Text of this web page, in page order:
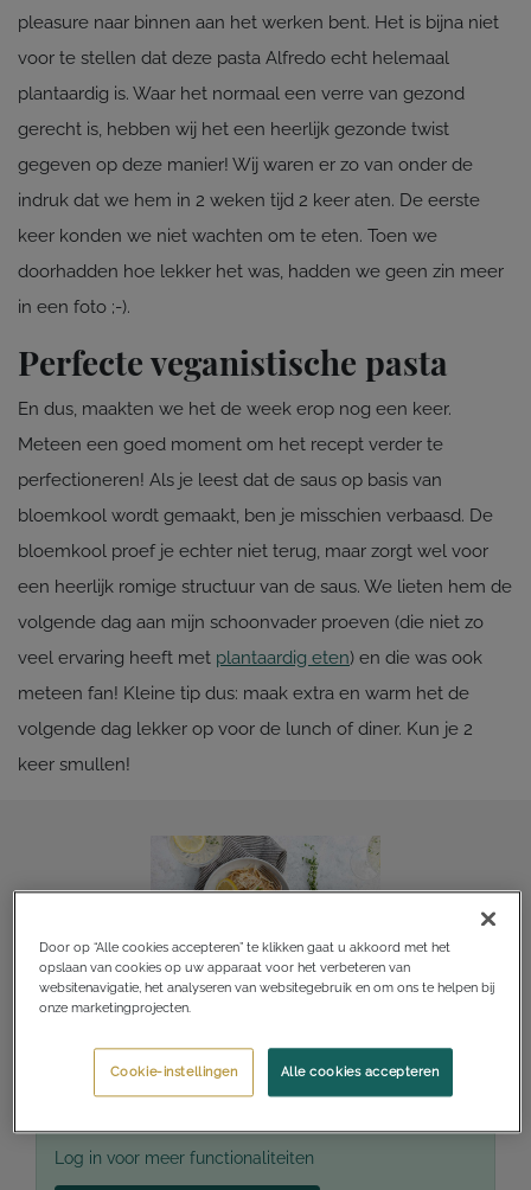
pleasure naar binnen aan het werken bent. Het is bijna niet
voor te stellen dat deze pasta Alfredo echt helemaal
plantaardig is. Waar het normaal een verre van gezond
gerecht is, hebben wij het een heerlijk gezonde twist
gegeven op deze manier! Wij waren er zo van onder de
indruk dat we hem in 2 weken tijd 2 keer aten. De eerste
keer konden we niet wachten om te eten. Toen we
doorhadden hoe lekker het was, hadden we geen zin meer
in een foto ;-).
Perfecte veganistische pasta
En dus, maakten we het de week erop nog een keer.
Meteen een goed moment om het recept verder te
perfectioneren! Als je leest dat de saus op basis van
bloemkool wordt gemaakt, ben je misschien verbaasd. De
bloemkool proef je echter niet terug, maar zorgt wel voor
een heerlijk romige structuur van de saus. We lieten hem de
volgende dag aan mijn schoonvader proeven (die niet zo
veel ervaring heeft met plantaardig eten) en die was ook
meteen fan! Kleine tip dus: maak extra en warm het de
volgende dag lekker op voor de lunch of diner. Kun je 2
keer smullen!
Veganistische pasta Alfredo
Log in voor meer functionaliteiten
Door op “Alle cookies accepteren” te klikken gaat u akkoord met het
opslaan van cookies op uw apparaat voor het verbeteren van
websitenavigatie, het analyseren van websitegebruik en om ons te helpen bij
onze marketingprojecten.
Alle cookies accepteren
Cookie-instellingen